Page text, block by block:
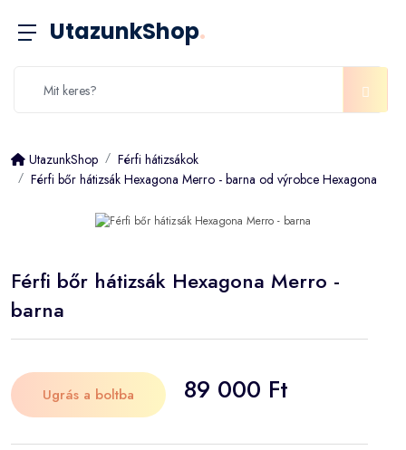
UtazunkShop.
UtazunkShop
Férfi hátizsákok
Férfi bőr hátizsák Hexagona Merro - barna od výrobce Hexagona
Férfi bőr hátizsák Hexagona Merro -
barna
Ugrás a boltba 89 000 Ft